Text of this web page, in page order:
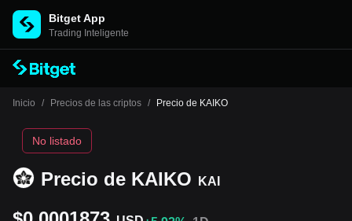
Bitget App
Trading Inteligente
Inicio / Precios de las criptos / Precio de KAIKO
Precio de KAIKO KAI
No listado